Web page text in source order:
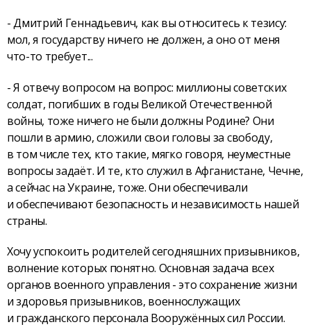
- Дмитрий Геннадьевич, как вы относитесь к тезису:
мол, я государству ничего не должен, а оно от меня
что-то требует...
- Я отвечу вопросом на вопрос: миллионы советских
солдат, погибших в годы Великой Отечественной
войны, тоже ничего не были должны Родине? Они
пошли в армию, сложили свои головы за свободу,
в том числе тех, кто такие, мягко говоря, неуместные
вопросы задаёт. И те, кто служил в Афганистане, Чечне,
а сейчас на Украине, тоже. Они обеспечивали
и обеспечивают безопасность и независимость нашей
страны.
Хочу успокоить родителей сегодняшних призывников,
волнение которых понятно. Основная задача всех
органов военного управления - это сохранение жизни
и здоровья призывников, военнослужащих
и гражданского персонала Вооружённых сил России.